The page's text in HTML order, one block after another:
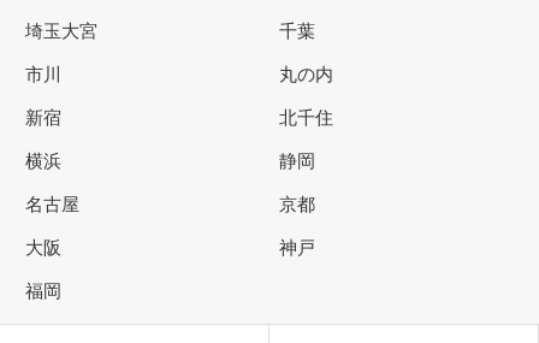
埼玉大宮 千葉
市川 丸の内
新宿 北千住
横浜 静岡
名古屋 京都
大阪 神戸
福岡